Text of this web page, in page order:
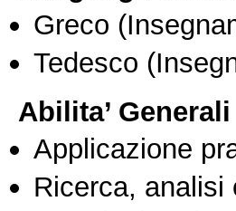
Greco
Tedesco
Abilita’ Generali
Applicazione
Ricerca, analisi